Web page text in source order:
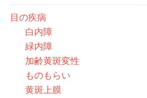
目の疾病
白内障
緑内障
加齢黄斑変性
ものもらい
黄斑上膜